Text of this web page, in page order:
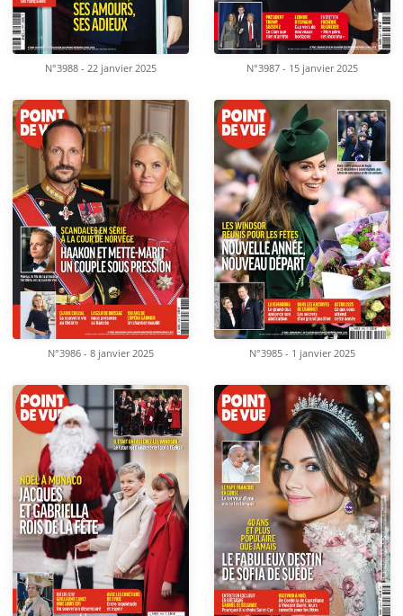
N°3988 - 22 janvier 2025 N°3987 - 15 janvier 2025
N°3986 - 8 janvier 2025 N°3985 - 1 janvier 2025